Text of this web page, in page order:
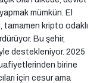
mümkün. El
tamamen kripto odaklı
Bu şehir,
destekleniyor. 2025
birine
için cesur ama